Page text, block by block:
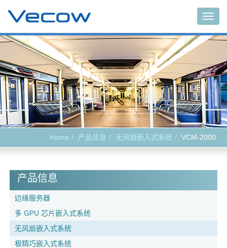
Home 产品信息 无风扇嵌入式系统 VCM-2000
产品信息
边缘服务器
多 GPU 芯片嵌入式系统
无风扇嵌入式系统
极精巧嵌入式系统